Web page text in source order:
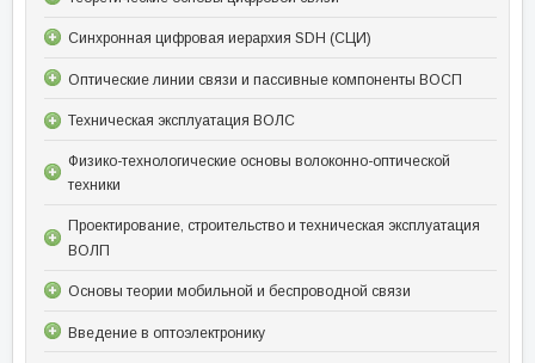
Синхронная цифровая иерархия SDH (СЦИ)
Оптические линии связи и пассивные компоненты ВОСП
Техническая эксплуатация ВОЛС
Физико-технологические основы волоконно-оптической
техники
Проектирование, строительство и техническая эксплуатация
ВОЛП
Основы теории мобильной и беспроводной связи
Введение в оптоэлектронику